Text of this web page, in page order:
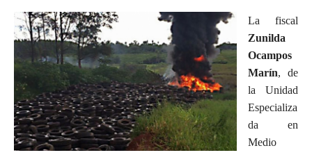
La fiscal
Zunilda
Ocampos
Marín, de
la Unidad
Especializa
da en
Medio